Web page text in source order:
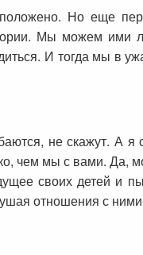
Но еще
Мы можем ими
И тогда мы в
не скажут. А
чем мы с вами. Да,
своих детей и
отношения с